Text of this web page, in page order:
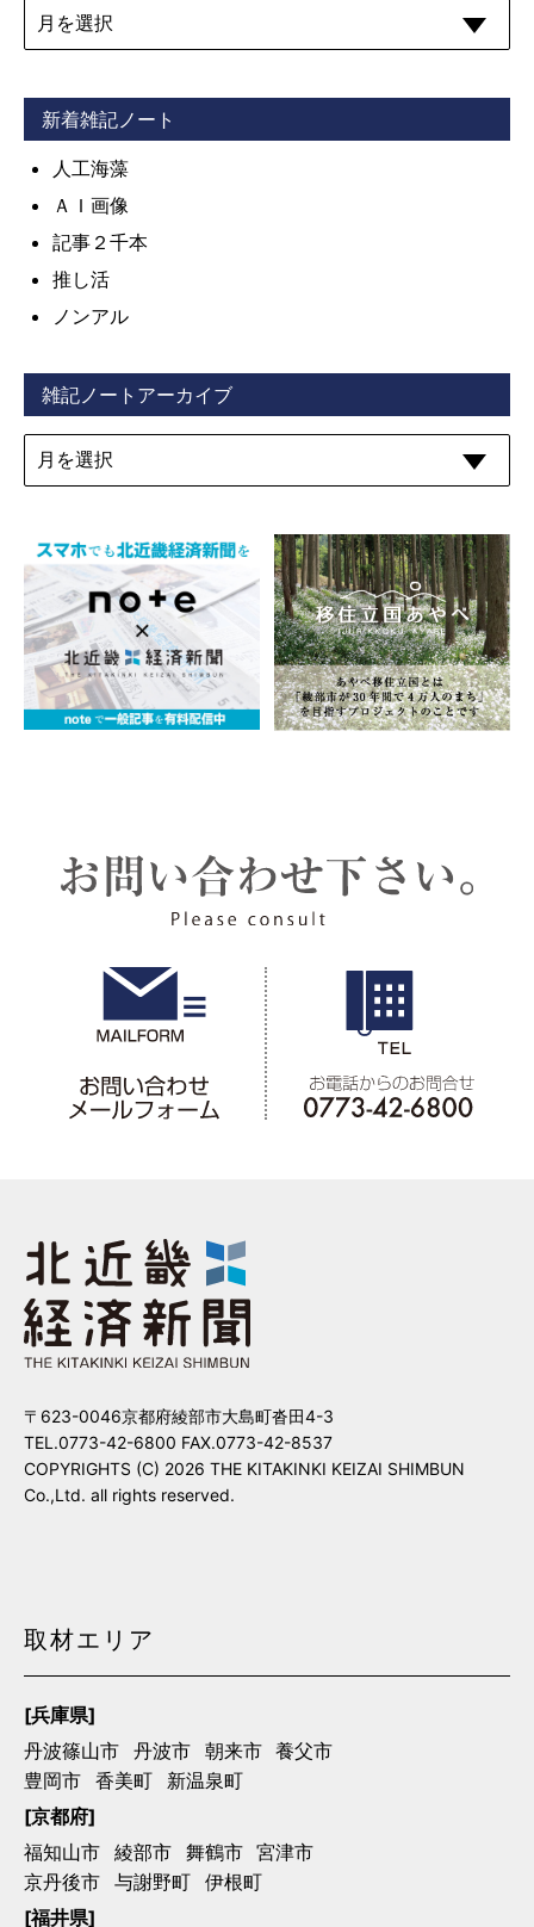
新着雑記ノート
人工海藻
ＡＩ画像
記事２千本
推し活
ノンアル
雑記ノートアーカイブ
〒623-0046京都府綾部市大島町沓田4-3
TEL.0773-42-6800 FAX.0773-42-8537
COPYRIGHTS (C) 2026 THE KITAKINKI KEIZAI SHIMBUN
Co.,Ltd. all rights reserved.
取材エリア
[兵庫県]
丹波篠山市
丹波市 朝来市
養父市
豊岡市
香美町
新温泉町
[京都府]
福知山市
綾部市 舞鶴市
宮津市
京丹後市
与謝野町
伊根町
[福井県]